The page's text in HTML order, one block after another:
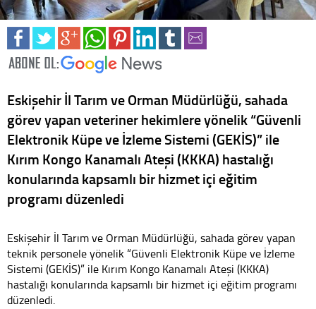
Eskişehir İl Tarım ve Orman Müdürlüğü, sahada
görev yapan veteriner hekimlere yönelik “Güvenli
Elektronik Küpe ve İzleme Sistemi (GEKİS)” ile
Kırım Kongo Kanamalı Ateşi (KKKA) hastalığı
konularında kapsamlı bir hizmet içi eğitim
programı düzenledi
Eskişehir İl Tarım ve Orman Müdürlüğü, sahada görev yapan
teknik personele yönelik “Güvenli Elektronik Küpe ve İzleme
Sistemi (GEKİS)” ile Kırım Kongo Kanamalı Ateşi (KKKA)
hastalığı konularında kapsamlı bir hizmet içi eğitim programı
düzenledi.